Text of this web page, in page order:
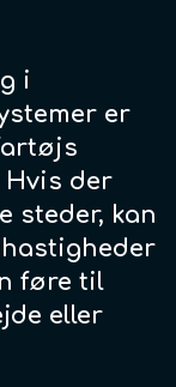
i
er
Hvis der
steder, kan
føre til
eller